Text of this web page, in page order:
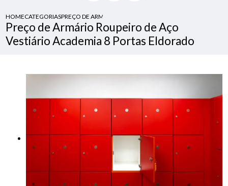
HOMECATEGORIASPREÇO DE ARMÁRIO ROUPEIRO DE AÇO VESTIÁRIO
Preço de Armário Roupeiro de Aço
Vestiário Academia 8 Portas Eldorado